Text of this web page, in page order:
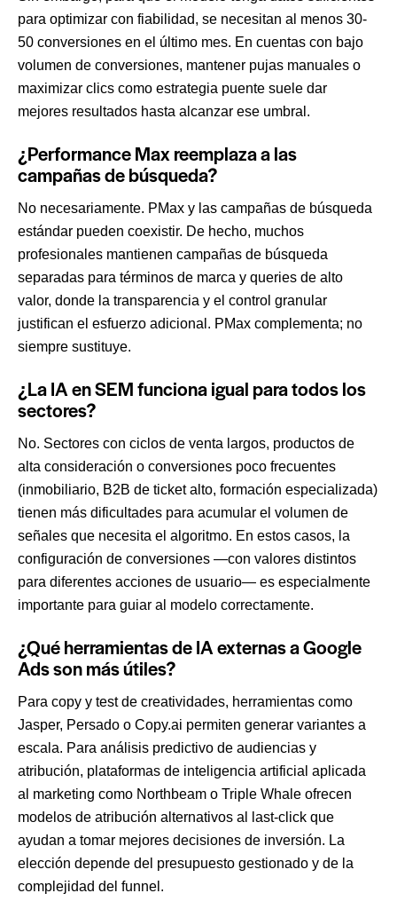
para optimizar con fiabilidad, se necesitan al menos 30-
50 conversiones en el último mes. En cuentas con bajo
volumen de conversiones, mantener pujas manuales o
maximizar clics como estrategia puente suele dar
mejores resultados hasta alcanzar ese umbral.
¿Performance Max reemplaza a las
campañas de búsqueda?
No necesariamente. PMax y las campañas de búsqueda
estándar pueden coexistir. De hecho, muchos
profesionales mantienen campañas de búsqueda
separadas para términos de marca y queries de alto
valor, donde la transparencia y el control granular
justifican el esfuerzo adicional. PMax complementa; no
siempre sustituye.
¿La IA en SEM funciona igual para todos los
sectores?
No. Sectores con ciclos de venta largos, productos de
alta consideración o conversiones poco frecuentes
(inmobiliario, B2B de ticket alto, formación especializada)
tienen más dificultades para acumular el volumen de
señales que necesita el algoritmo. En estos casos, la
configuración de conversiones —con valores distintos
para diferentes acciones de usuario— es especialmente
importante para guiar al modelo correctamente.
¿Qué herramientas de IA externas a Google
Ads son más útiles?
Para copy y test de creatividades, herramientas como
Jasper, Persado o Copy.ai permiten generar variantes a
escala. Para análisis predictivo de audiencias y
atribución, plataformas de inteligencia artificial aplicada
al marketing como Northbeam o Triple Whale ofrecen
modelos de atribución alternativos al last-click que
ayudan a tomar mejores decisiones de inversión. La
elección depende del presupuesto gestionado y de la
complejidad del funnel.